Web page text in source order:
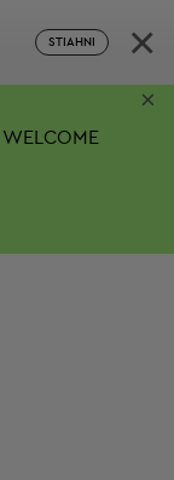
STIAHNI ×
WELCOME
×